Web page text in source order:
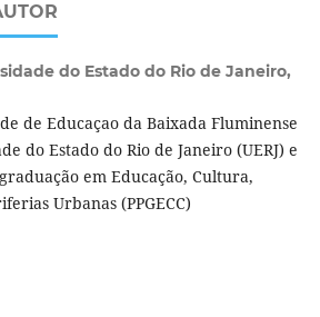
do Estado do Rio de Janeiro,
de Educaçao da Baixada Fluminense
do Estado do Rio de Janeiro (UERJ) e
em Educação, Cultura,
Urbanas (PPGECC)